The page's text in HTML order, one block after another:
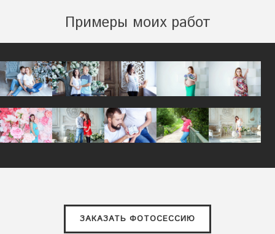
Примеры моих работ
ЗАКАЗАТЬ ФОТОСЕССИЮ